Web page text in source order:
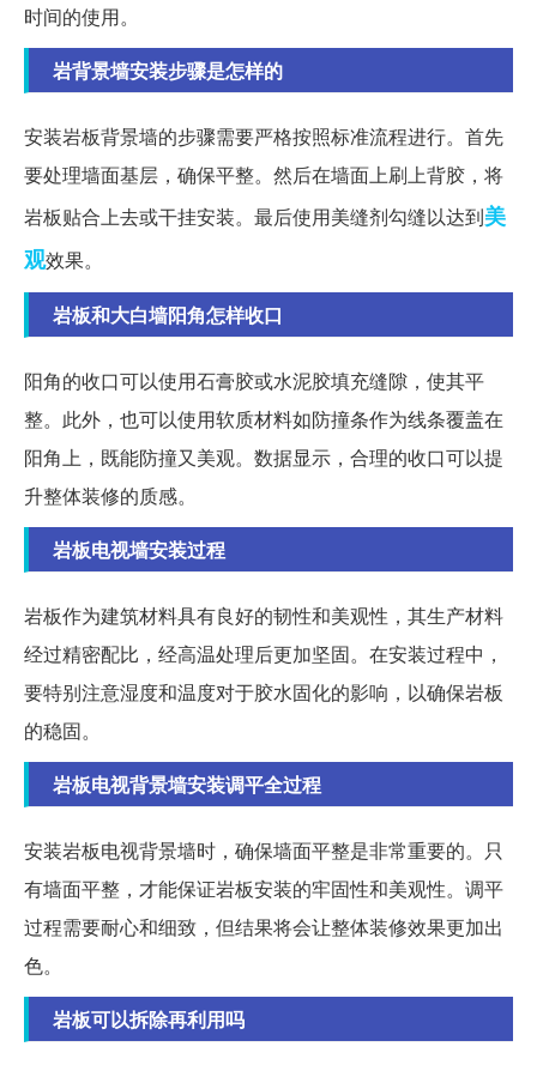
时间的使用。
岩背景墙安装步骤是怎样的
安装岩板背景墙的步骤需要严格按照标准流程进行。首先
要处理墙面基层，确保平整。然后在墙面上刷上背胶，将
岩板贴合上去或干挂安装。最后使用美缝剂勾缝以达到美
观效果。
岩板和大白墙阳角怎样收口
阳角的收口可以使用石膏胶或水泥胶填充缝隙，使其平
整。此外，也可以使用软质材料如防撞条作为线条覆盖在
阳角上，既能防撞又美观。数据显示，合理的收口可以提
升整体装修的质感。
岩板电视墙安装过程
岩板作为建筑材料具有良好的韧性和美观性，其生产材料
经过精密配比，经高温处理后更加坚固。在安装过程中，
要特别注意湿度和温度对于胶水固化的影响，以确保岩板
的稳固。
岩板电视背景墙安装调平全过程
安装岩板电视背景墙时，确保墙面平整是非常重要的。只
有墙面平整，才能保证岩板安装的牢固性和美观性。调平
过程需要耐心和细致，但结果将会让整体装修效果更加出
色。
岩板可以拆除再利用吗